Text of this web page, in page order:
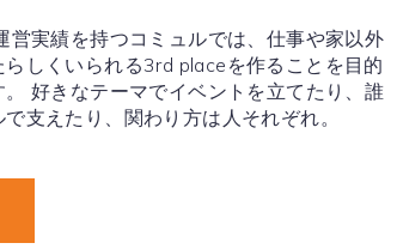
営実績を持つコミュルでは、仕事や家以外
しくいられる3rd placeを作ることを目的
好きなテーマでイベントを立てたり、誰
支えたり、関わり方は人それぞれ。